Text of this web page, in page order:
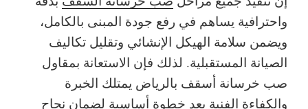
واحترافية يساهم في رفع جودة المبنى بالكامل،
ويضمن سلامة الهيكل الإنشائي وتقليل تكاليف
الصيانة المستقبلية. لذلك فإن الاستعانة بمقاول
صب خرسانة أسقف بالرياض يمتلك الخبرة
والكفاءة الفنية يعد خطوة أساسية لضمان نجاح